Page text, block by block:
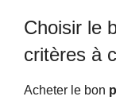
Choisir le
critères à
Acheter le bon